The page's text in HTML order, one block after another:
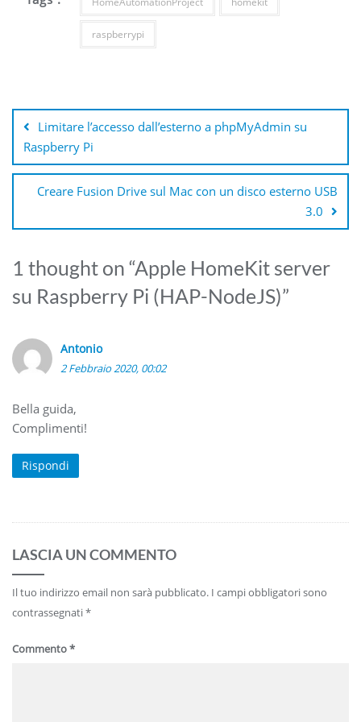
raspberrypi
articoli
Limitare l’accesso dall’esterno a phpMyAdmin su
Raspberry Pi
Creare Fusion Drive sul Mac con un disco esterno USB
3.0
1 thought on “Apple HomeKit server
su Raspberry Pi (HAP-NodeJS)”
Antonio
2 Febbraio 2020, 00:02
Bella guida,
Complimenti!
Rispondi
LASCIA UN COMMENTO
Il tuo indirizzo email non sarà pubblicato. I campi obbligatori sono
contrassegnati*
Commento*